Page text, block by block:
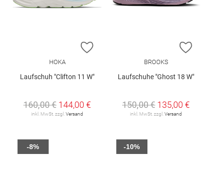
ZUR WUNSCHLISTE HINZUFÜGEN
HOKA
Laufschuh "Clifton 11 W"
160,00 € 144,00 €
inkl. MwSt. zzgl. Versand
ZUR
BROOKS
Laufschuhe "Ghost 18 W"
150,00 € 135,00 €
inkl. MwSt. zzgl. Versand
-8% -10%